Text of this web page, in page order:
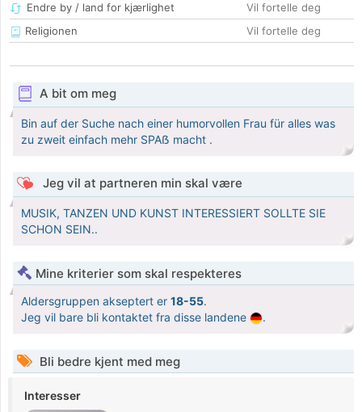
Endre by / land for kjærlighet
Vil fortelle deg
Religionen
Vil fortelle deg
A bit om meg
Bin auf der Suche nach einer humorvollen Frau für alles was
zu zweit einfach mehr SPAẞ macht .
Jeg vil at partneren min skal være
MUSIK, TANZEN UND KUNST INTERESSIERT SOLLTE SIE
SCHON SEIN..
Mine kriterier som skal respekteres
Aldersgruppen akseptert er 18-55.
Jeg vil bare bli kontaktet fra disse landene
.
Bli bedre kjent med meg
Interesser